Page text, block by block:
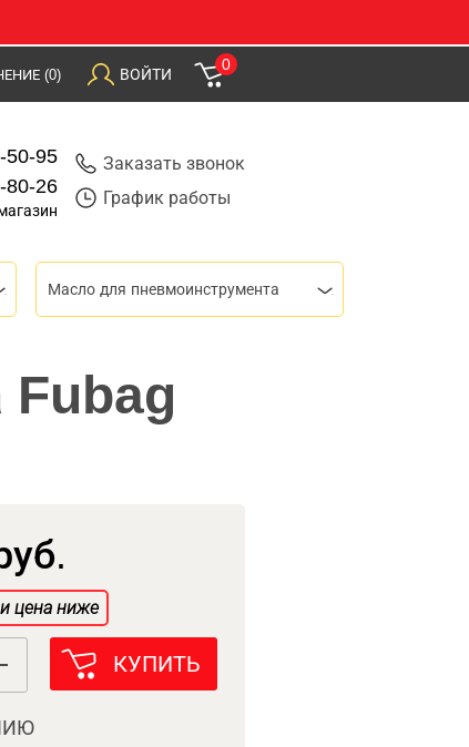
(0) ВОЙТИ
0
50-95
80-26
Заказать звонок
График работы
Масло для пневмоинструмента
Fubag
цена ниже
КУПИТЬ